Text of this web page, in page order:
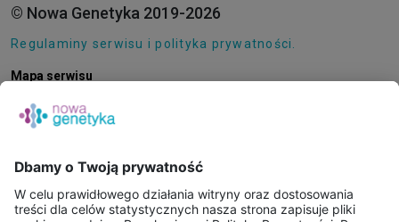
© Nowa Genetyka 2019-2026
Regulaminy serwisu i polityka prywatności.
Mapa serwisu
E-SKLEP
PUNKTY POBRAŃ
KONSULTACJE ONLINE